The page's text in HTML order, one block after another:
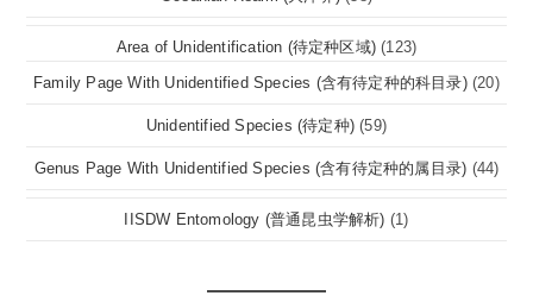
Area of Unidentification (待定种区域) (123)
Family Page With Unidentified Species (含有待定种的科目录) (20)
Unidentified Species (待定种) (59)
Genus Page With Unidentified Species (含有待定种的属目录) (44)
IISDW Entomology (普通昆虫学解析) (1)